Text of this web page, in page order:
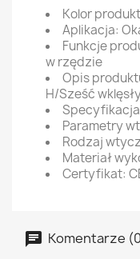
Kolor
Aplikacja:
Funkcje
w rzędzie
Opis
H/Sześć
Parametry
Rodzaj
Materiał
Certyfikat:
Komentarze